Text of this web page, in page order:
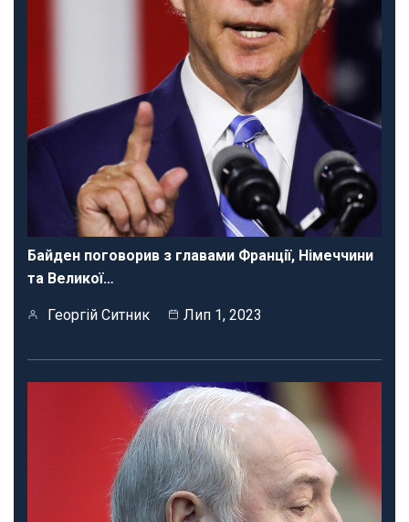
Байден поговорив з главами Франції, Німеччини
та Великої…
Георгій Ситник Лип 1, 2023